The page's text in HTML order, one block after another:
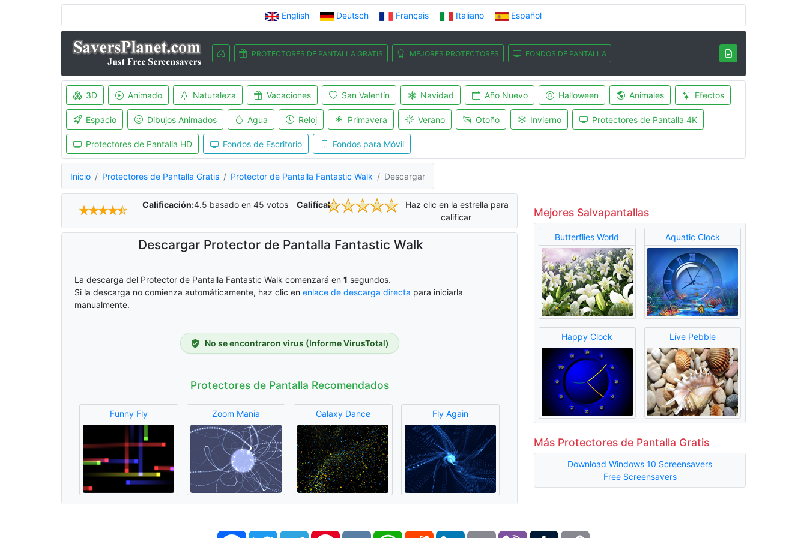
English Deutsch Français Italiano Español
PROTECTORES DE PANTALLA GRATIS MEJORES PROTECTORES FONDOS DE PANTALLA
3D Animado Naturaleza Vacaciones San Valentín Navidad Año Nuevo Halloween Animales Efectos
Espacio Dibujos Animados Agua Reloj Primavera Verano Otoño Invierno Protectores de Pantalla 4K
Protectores de Pantalla HD Fondos de Escritorio Fondos para Móvil
Inicio Protectores de Pantalla Gratis Protector de Pantalla Fantastic Walk Descargar
Calificación:4.5 basado en 45 votos Califícalo:
Haz clic en la estrella para
calificar
Descargar Protector de Pantalla Fantastic Walk
La descarga del Protector de Pantalla Fantastic Walk comenzará en 0 segundos.
Si la descarga no comienza automáticamente, haz clic en enlace de descarga directa para iniciarla
manualmente.
No se encontraron virus (Informe VirusTotal)
Protectores de Pantalla Recomendados
Funny Fly Zoom Mania Galaxy Dance Fly Again
Mejores Salvapantallas
Butterflies World Aquatic Clock
Happy Clock Live Pebble
Más Protectores de Pantalla Gratis
Download Windows 10 Screensavers
Free Screensavers